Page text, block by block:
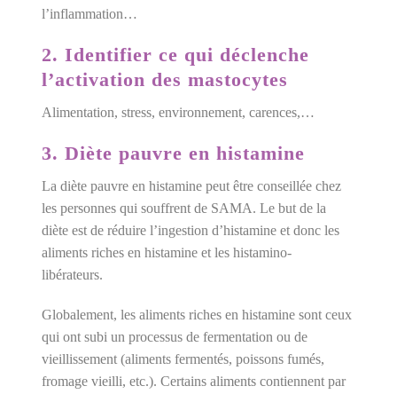
l’inflammation…
2. Identifier ce qui déclenche
l’activation des mastocytes
Alimentation, stress, environnement, carences,…
3. Diète pauvre en histamine
La diète pauvre en histamine peut être conseillée chez
les personnes qui souffrent de SAMA. Le but de la
diète est de réduire l’ingestion d’histamine et donc les
aliments riches en histamine et les histamino-
libérateurs.
Globalement, les aliments riches en histamine sont ceux
qui ont subi un processus de fermentation ou de
vieillissement (aliments fermentés, poissons fumés,
fromage vieilli, etc.). Certains aliments contiennent par